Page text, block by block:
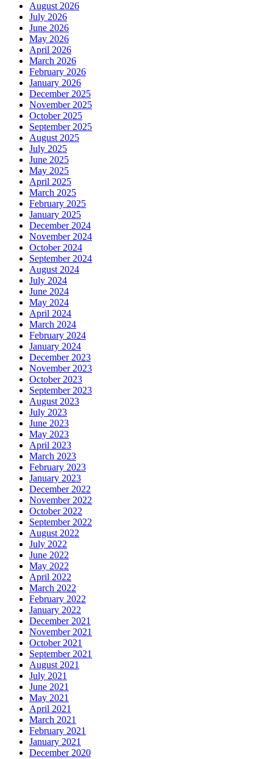
August 2026
July 2026
June 2026
May 2026
April 2026
March 2026
February 2026
January 2026
December 2025
November 2025
October 2025
September 2025
August 2025
July 2025
June 2025
May 2025
April 2025
March 2025
February 2025
January 2025
December 2024
November 2024
October 2024
September 2024
August 2024
July 2024
June 2024
May 2024
April 2024
March 2024
February 2024
January 2024
December 2023
November 2023
October 2023
September 2023
August 2023
July 2023
June 2023
May 2023
April 2023
March 2023
February 2023
January 2023
December 2022
November 2022
October 2022
September 2022
August 2022
July 2022
June 2022
May 2022
April 2022
March 2022
February 2022
January 2022
December 2021
November 2021
October 2021
September 2021
August 2021
July 2021
June 2021
May 2021
April 2021
March 2021
February 2021
January 2021
December 2020